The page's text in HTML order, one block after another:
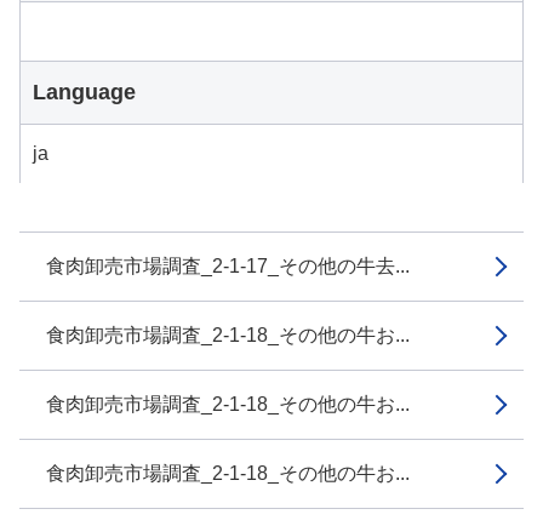
食肉卸売市場調査_2-1-17_その他の牛去...
食肉卸売市場調査_2-1-18_その他の牛お...
食肉卸売市場調査_2-1-18_その他の牛お...
食肉卸売市場調査_2-1-18_その他の牛お...
Language
ja